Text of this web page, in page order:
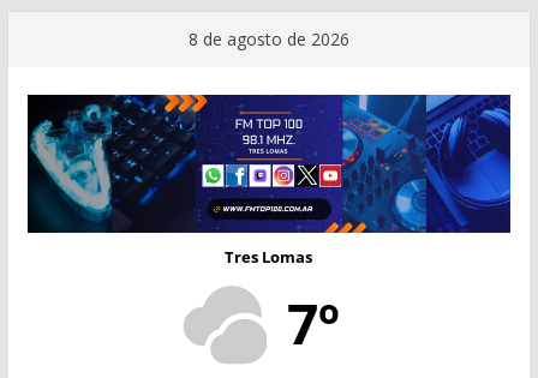
contenido
8 de agosto de 2026
Tres Lomas
7º